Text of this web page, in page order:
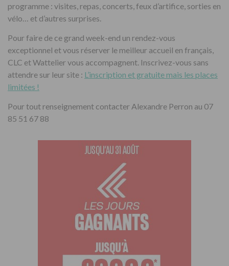
programme : visites, repas, concerts, feux d’artifice, sorties en
vélo… et d’autres surprises.
Pour faire de ce grand week-end un rendez-vous
exceptionnel et vous réserver le meilleur accueil en français,
CLC et Wattelier vous accompagnent. Inscrivez-vous sans
attendre sur leur site : L’inscription et gratuite mais les places
limitées !
Pour tout renseignement contacter Alexandre Perron au 07
85 51 67 88